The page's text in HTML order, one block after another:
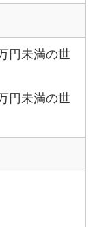
円未満の世
円未満の世